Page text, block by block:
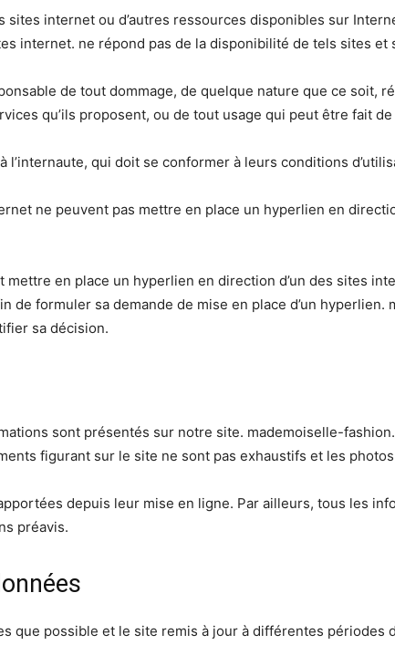
internet ou d’autres ressources disponibles sur
internet. ne répond pas de la disponibilité de tels sites et
de tout dommage, de quelque nature que ce soit,
qu’ils proposent, ou de tout usage qui peut être fait
qui doit se conformer à leurs conditions
ne peuvent pas mettre en place un hyperlien en
en place un hyperlien en direction d’un des sites
de formuler sa demande de mise en place d’un
sa décision.
sont présentés sur notre site. mademoiselle-
figurant sur le site ne sont pas exhaustifs et les
depuis leur mise en ligne. Par ailleurs, tous les
préavis.
que possible et le site remis à jour à différentes périodes